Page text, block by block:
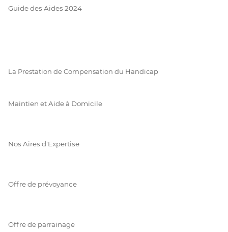
Guide des Aides 2024
La Prestation de Compensation du Handicap
Maintien et Aide à Domicile
Nos Aires d'Expertise
Offre de prévoyance
Offre de parrainage